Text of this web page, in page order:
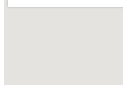
Abbonamento STEVEN